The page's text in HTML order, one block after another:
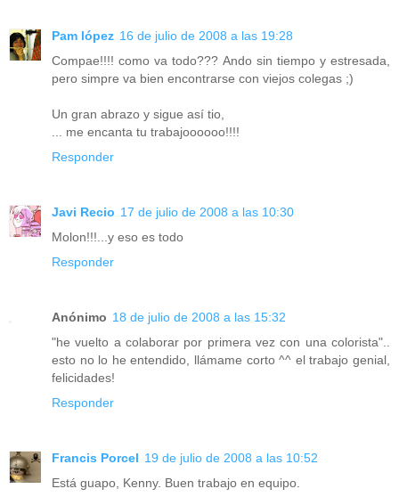
Pam lópez 16 de julio de 2008 a las 19:28
Compae!!!! como va todo??? Ando sin tiempo y estresada,
pero simpre va bien encontrarse con viejos colegas ;)
Un gran abrazo y sigue así tio,
... me encanta tu trabajoooooo!!!!
Responder
Javi Recio 17 de julio de 2008 a las 10:30
Molon!!!...y eso es todo
Responder
Anónimo 18 de julio de 2008 a las 15:32
"he vuelto a colaborar por primera vez con una colorista"..
esto no lo he entendido, llámame corto ^^ el trabajo genial,
felicidades!
Responder
Francis Porcel 19 de julio de 2008 a las 10:52
Está guapo, Kenny. Buen trabajo en equipo.